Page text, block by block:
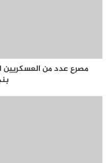
مصرع عدد من العسكريين